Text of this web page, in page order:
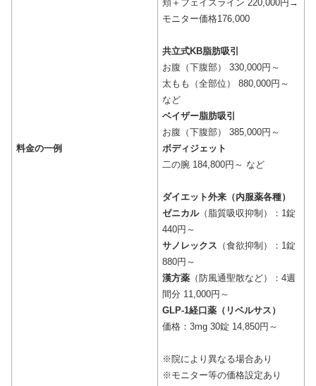
料金の一例
頬＋フェイスライン 220,000円→
モニター価格176,000
共立式KB脂肪吸引
お腹（下腹部） 330,000円～
太もも（全部位） 880,000円～
など
ベイザー脂肪吸引
お腹（下腹部） 385,000円～
ボディジェット
二の腕 184,800円～ など
ダイエット外来（内服薬各種）
ゼニカル（脂質吸収抑制）：1錠
440円～
サノレックス （食欲抑制）：1錠
880円～
漢方薬 （防風通聖散など）：4週
間分 11,000円～
GLP-1経口薬（リベルサス）
価格：3mg 30錠 14,850円～
※院により異なる場合あり
※モニター等の価格設定あり